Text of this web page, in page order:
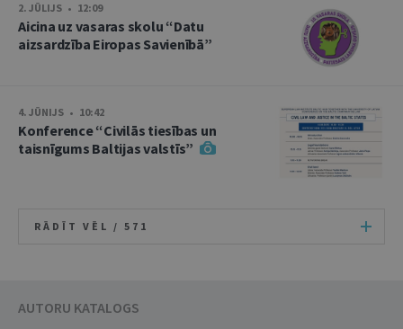
2. JŪLIJS • 12:09
Aicina uz vasaras skolu “Datu
aizsardzība Eiropas Savienībā”
4. JŪNIJS • 10:42
Konference “Civilās tiesības un
taisnīgums Baltijas valstīs”
RĀDĪT VĒL / 571
AUTORU KATALOGS